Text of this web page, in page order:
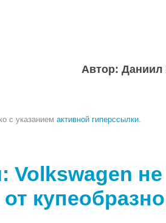
Автор: Даниил
с указанием активной гиперссылки.
Volkswagen не